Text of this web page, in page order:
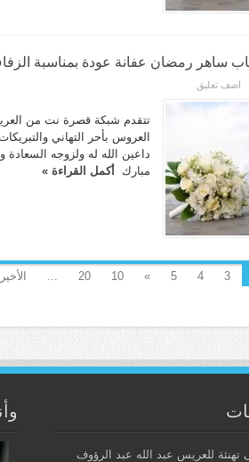
ساهر رمضان عفانة عودة بمناسبة
اضف تعليق
تتقدم شبكة قصرة نت من
داعين الله له ولزوجه السعادة
مبارك أكمل القراءة »
3
4
5
»
10
20
...
تهنئة للعريس عبد الله عبد الرؤوف